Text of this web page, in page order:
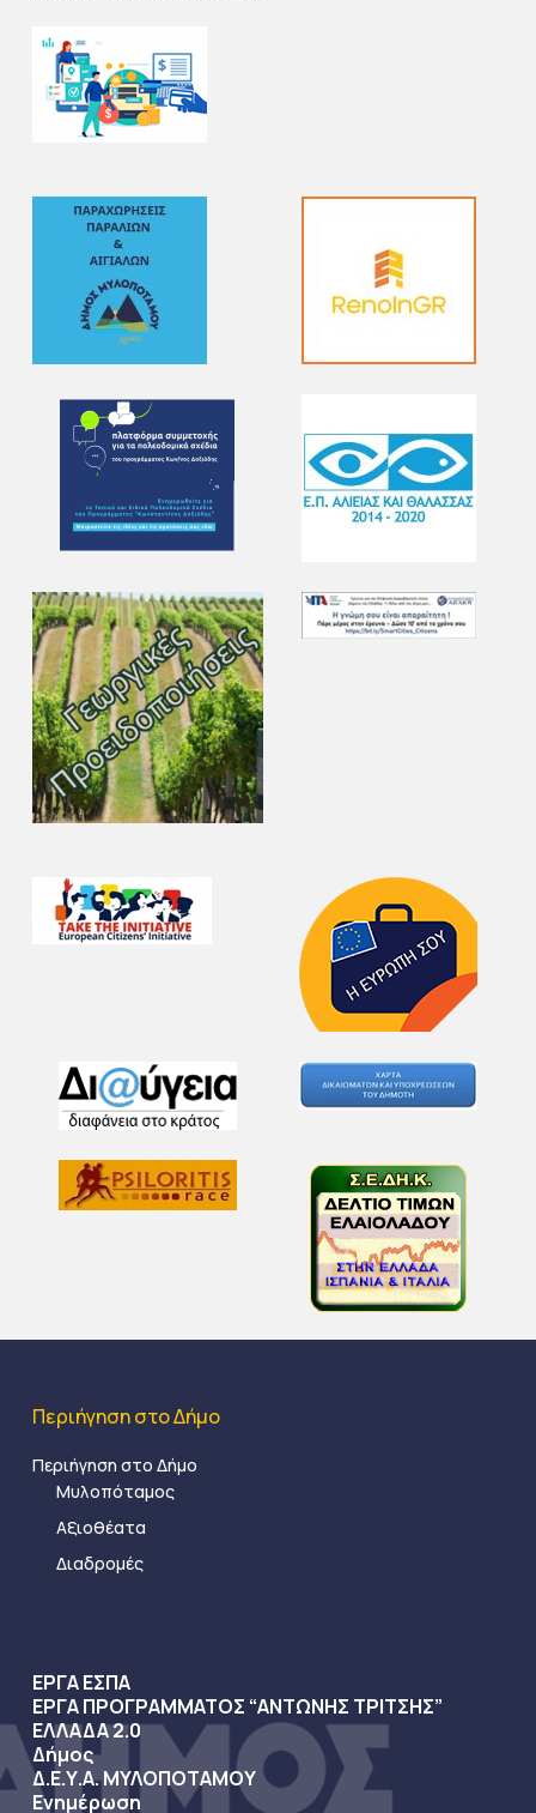
Περιήγηση στο Δήμο
Περιήγηση στο Δήμο
Μυλοπόταμος
Αξιοθέατα
Διαδρομές
ΕΡΓΑ ΕΣΠΑ
ΕΡΓΑ ΠΡΟΓΡΑΜΜΑΤΟΣ “ΑΝΤΩΝΗΣ ΤΡΙΤΣΗΣ”
ΕΛΛΑΔΑ 2.0
Δήμος
Δ.Ε.Υ.Α. ΜΥΛΟΠΟΤΑΜΟΥ
Ενημέρωση